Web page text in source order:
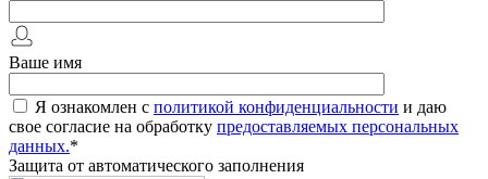
Ваше имя
Я ознакомлен с политикой конфиденциальности и даю
свое согласие на обработку предоставляемых персональных
данных.*
Защита от автоматического заполнения